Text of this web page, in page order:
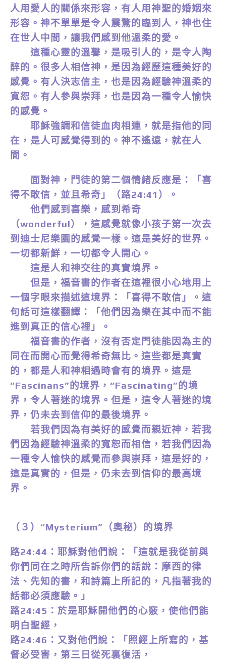
人用愛人的關係來形容，有人用神聖的婚姻來
形容。神不單單是令人震驚的臨到人，神也住
在世人中間，讓我們感到他溫柔的愛。
這種心靈的溫馨，是吸引人的，是令人陶
醉的。很多人相信神，是因為經歷這種美好的
感覺。有人決志信主，也是因為經驗神溫柔的
寬恕。有人參與崇拜，也是因為一種令人愉快
的感覺。
耶穌強調和信徒血肉相連，就是指他的同
在，是人可感覺得到的。神不遙遠，就在人
間。
面對神，門徒的第二個情緒反應是：「喜
得不敢信，並且希奇」（路24:41）。
他們感到喜樂，感到希奇
（wonderful），這感覺就像小孩子第一次去
到迪士尼樂園的感覺一樣。這是美好的世界。
一切都新鮮，一切都令人開心。
這是人和神交往的真實境界。
但是，福音書的作者在這裡很小心地用上
一個字眼來描述這境界：「喜得不敢信」。這
句話可這樣翻譯：「他們因為樂在其中而不能
進到真正的信心裡」。
福音書的作者，沒有否定門徒能因為主的
同在而開心而覺得希奇無比。這些都是真實
的，都是人和神相遇時會有的境界。這是
“Fascinans”的境界，“Fascinating”的境
界，令人著迷的境界。但是，這令人著迷的境
界，仍未去到信仰的最後境界。
若我們因為有美好的感覺而親近神，若我
們因為經驗神溫柔的寬恕而相信，若我們因為
一種令人愉快的感覺而參與崇拜，這是好的，
這是真實的，但是，仍未去到信仰的最高境
界。
（３）“Mysterium”（奧秘）的境界
路24:44：耶穌對他們說：「這就是我從前與
你們同在之時所告訴你們的話說：摩西的律
法、先知的書，和詩篇上所記的，凡指著我的
話都必須應驗。」
路24:45：於是耶穌開他們的心竅，使他們能
明白聖經，
路24:46：又對他們說：「照經上所寫的，基
督必受害，第三日從死裏復活，